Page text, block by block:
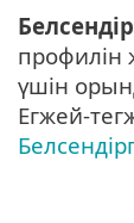
профилін
үшін
Егжей-